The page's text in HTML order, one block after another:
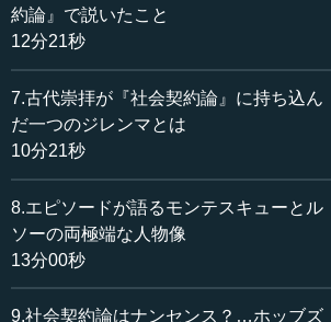
川出 まさにご指摘の通りだと思います
お話ししましたように、モンテスキュー
であり、経営者でもあり、法律家でも
でもありと、マルチな才能を発揮した人
恵まれ、晩年に目を悪くした際にも、妻
が献身的にサポートしたというエピソー
す。良き家庭人でもあったのですね。
他方、ルソーは世間ではいろいろいわ
名なエピソードとしては、人に好かれる
最も激しく喧嘩したのは、ヴォルテール
約論』で説いたこと
12分21秒
7.古代崇拝が『社会契約論』に持ち込ん
だ一つのジレンマとは
10分21秒
8.エピソードが語るモンテスキューとル
ソーの両極端な人物像
13分00秒
9.社会契約論はナンセンス？…ホッブズ